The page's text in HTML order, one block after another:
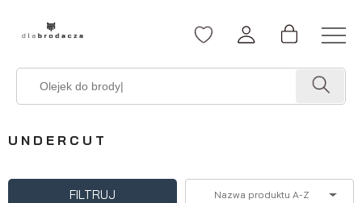
UNDERCUT
FILTRUJ Nazwa produktu A-Z